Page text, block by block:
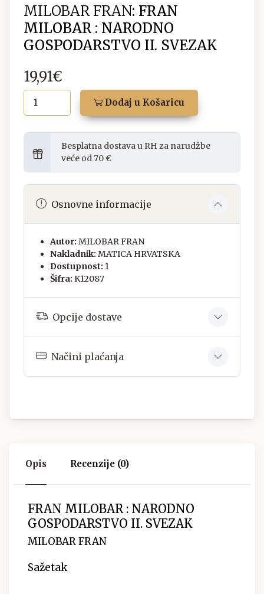
MILOBAR FRAN: FRAN
MILOBAR : NARODNO
GOSPODARSTVO II. SVEZAK
19,91€
Dodaj u Košaricu
Besplatna dostava u RH za narudžbe
veće od 70 €
Osnovne informacije
Autor: MILOBAR FRAN
Nakladnik: MATICA HRVATSKA
Dostupnost: 1
Šifra: K12087
Opcije dostave
Načini plaćanja
Opis Recenzije (0)
FRAN MILOBAR : NARODNO
GOSPODARSTVO II. SVEZAK
MILOBAR FRAN
Sažetak